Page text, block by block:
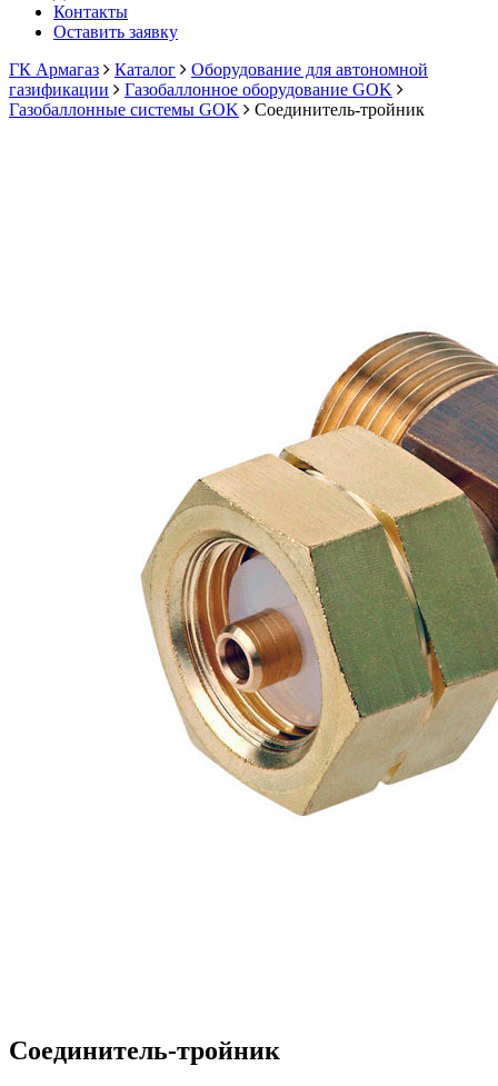
Контакты
Оставить заявку
ГК Армагаз
Каталог
Оборудование для автономной
газификации
Газобаллонное оборудование GOK
Газобаллонные системы GOK
Соединитель-тройник
Соединитель-тройник